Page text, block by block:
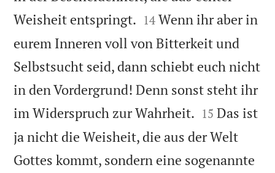
Weisheit entspringt. 

14 Wenn ihr aber in
eurem Inneren voll von Bitterkeit und
Selbstsucht seid, dann schiebt euch nicht
in den Vordergrund! Denn sonst steht ihr
im Widerspruch zur Wahrheit. 

15 Das ist
ja nicht die Weisheit, die aus der Welt
Gottes kommt, sondern eine sogenannte